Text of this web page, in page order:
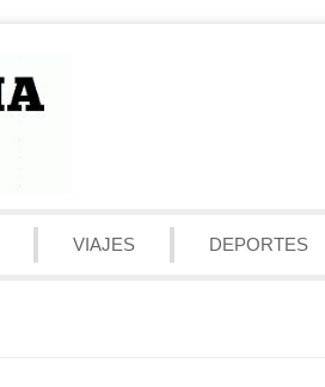
VIAJES DEPORTES